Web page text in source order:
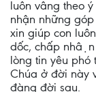
luôn vâng theo
nhận những
xin giúp con
dốc, chấp nhận
lòng tin yêu phó
Chúa ở đời này
đàng đời sau.